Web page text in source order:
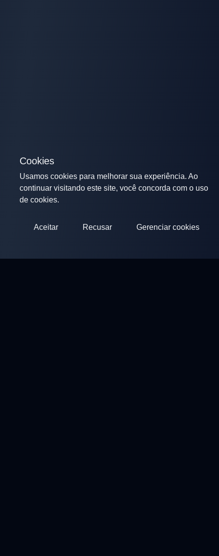
Cookies
Usamos cookies para melhorar sua experiência. Ao
continuar visitando este site, você concorda com o uso
de cookies.
Aceitar Recusar Gerenciar cookies